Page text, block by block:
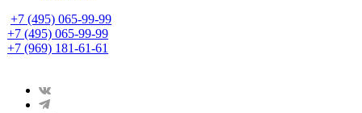
+7 (495) 065-99-99
+7 (495) 065-99-99
+7 (969) 181-61-61